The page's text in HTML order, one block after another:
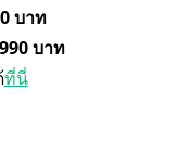
บาท
บาท
ที่นี่